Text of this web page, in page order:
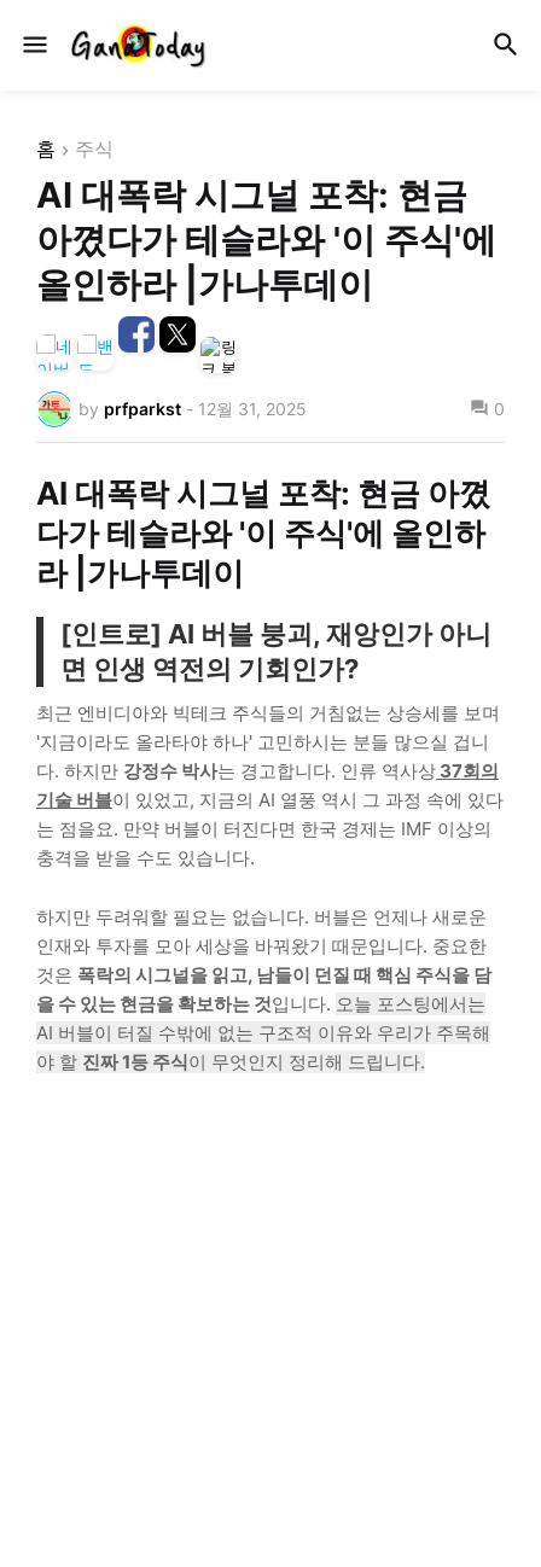
홈 주식
AI 대폭락 시그널 포착: 현금
아꼈다가 테슬라와 '이 주식'에
올인하라 |가나투데이
by prfparkst - 12월 31, 2025 0
AI 대폭락 시그널 포착: 현금 아꼈
다가 테슬라와 '이 주식'에 올인하
라 |가나투데이
[인트로] AI 버블 붕괴, 재앙인가 아니
면 인생 역전의 기회인가?
최근 엔비디아와 빅테크 주식들의 거침없는 상승세를 보며
'지금이라도 올라타야 하나' 고민하시는 분들 많으실 겁니
다. 하지만 강정수 박사는 경고합니다. 인류 역사상 37회의
기술 버블이 있었고, 지금의 AI 열풍 역시 그 과정 속에 있다
는 점을요. 만약 버블이 터진다면 한국 경제는 IMF 이상의
충격을 받을 수도 있습니다.
하지만 두려워할 필요는 없습니다. 버블은 언제나 새로운
인재와 투자를 모아 세상을 바꿔왔기 때문입니다. 중요한
것은 폭락의 시그널을 읽고, 남들이 던질 때 핵심 주식을 담
을 수 있는 현금을 확보하는 것입니다. 오늘 포스팅에서는
AI 버블이 터질 수밖에 없는 구조적 이유와 우리가 주목해
야 할 진짜 1등 주식이 무엇인지 정리해 드립니다.